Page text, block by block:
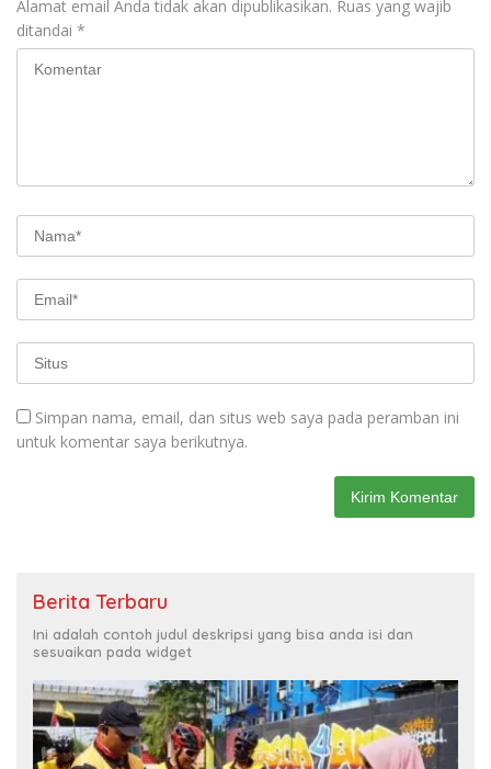
Alamat email Anda tidak akan dipublikasikan. Ruas yang wajib
ditandai *
Simpan nama, email, dan situs web saya pada peramban ini
untuk komentar saya berikutnya.
Berita Terbaru
Ini adalah contoh judul deskripsi yang bisa anda isi dan
sesuaikan pada widget